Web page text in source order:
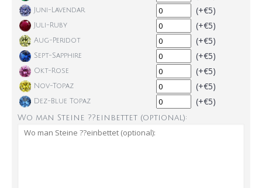
Juni-Lavendar (+€5)
Juli-Ruby (+€5)
Aug-Peridot (+€5)
Sept-Sapphire (+€5)
Okt-Rose (+€5)
Nov-Topaz (+€5)
Dez-Blue Topaz (+€5)
Wo man Steine ??einbettet (optional):